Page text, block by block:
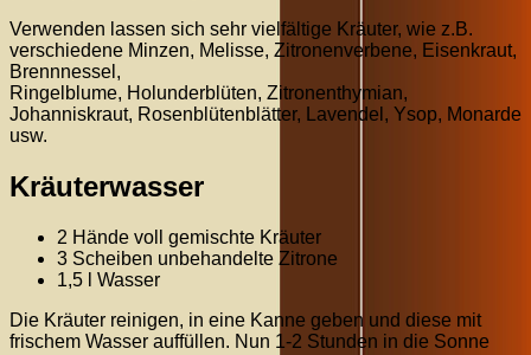
Verwenden lassen sich sehr vielfältige Kräuter, wie z.B.
verschiedene Minzen, Melisse, Zitronenverbene, Eisenkraut,
Brennnessel,
Ringelblume, Holunderblüten, Zitronenthymian,
Johanniskraut, Rosenblütenblätter, Lavendel, Ysop, Monarde
usw.
Kräuterwasser
2 Hände voll gemischte Kräuter
3 Scheiben unbehandelte Zitrone
1,5 l Wasser
Die Kräuter reinigen, in eine Kanne geben und diese mit
frischem Wasser auffüllen. Nun 1-2 Stunden in die Sonne